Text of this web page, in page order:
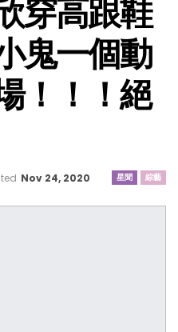
穿高跟鞋
鬼一個動
！！！絕
星聞 綜藝
Nov 24, 2020